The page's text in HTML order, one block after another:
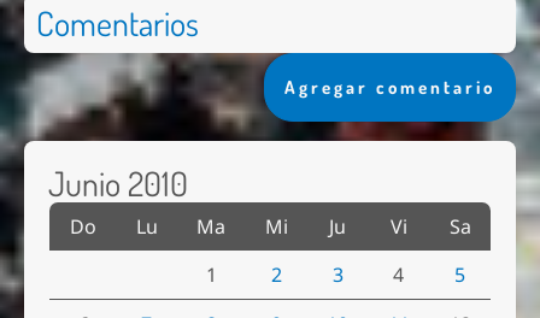
Comentarios
Agregar comentario
Junio 2010
Do Lu Ma Mi Ju Vi
Sa
1
2 3 4
5